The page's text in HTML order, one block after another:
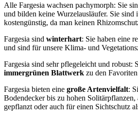
Alle Fargesia wachsen pachymorph: Sie
und bilden keine Wurzelausläufer. Sie sind
kostengünstig, da man keinen
Fargesia sind winterhart: Sie haben eine
und sind für unsere Klima- und
Fargesia sind sehr pflegeleicht und robust:
immergrünen Blattwerk zu den
Fargesia bieten eine große Artenvielfalt:
Bodendecker bis zu hohen Solitärpflanzen,
gepflanzt oder auch für einen Sichtschutz